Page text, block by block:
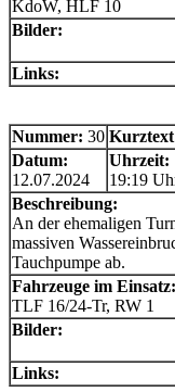
KdoW, HLF 10
Bilder:
Links:
Nummer: 30
Datum:
12.07.2024
Uhrzeit:
19:19
Beschreibung:
An der ehemaligen
massiven
Tauchpumpe ab.
Fahrzeuge im Einsatz:
TLF 16/24-Tr, RW 1
Bilder:
Links: